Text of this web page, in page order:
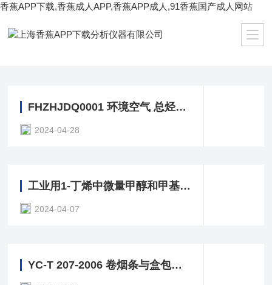
香蕉APP下载,香蕉成人APP,香蕉APP成人,91香蕉国产成人网站
FHZHJDQ0001 环境空气 总烃的测定气相色谱法
2024-04-28
工业用1-丁烯中微量甲醇和甲基叔丁基醚色测定 气相色谱法
2024-04-07
YC-T 207-2006 卷烟条与盒包装纸中挥发性有机化合物的测定